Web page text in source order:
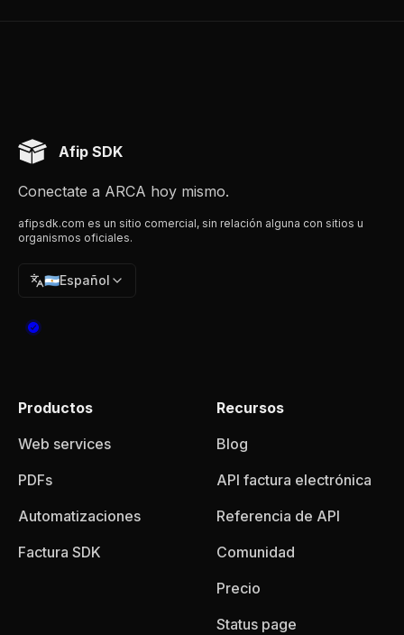
Afip SDK
Conectate a ARCA hoy mismo.
afipsdk.com es un sitio comercial, sin relación alguna con sitios u
organismos oficiales.
🇦🇷Español
Productos
Web services
PDFs
Automatizaciones
Factura SDK
Recursos
Blog
API factura electrónica
Referencia de API
Comunidad
Precio
Status page